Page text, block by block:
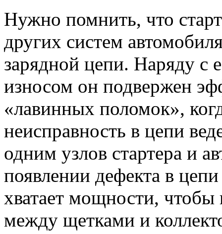
Нужно помнить, что
других систем
зарядной цепи. Наряду с
износом он подвержен
«лавинных поломок»,
неисправность в цепи
одним узлов стартера и
появлении дефекта в
хватает мощности, чтобы
между щетками и